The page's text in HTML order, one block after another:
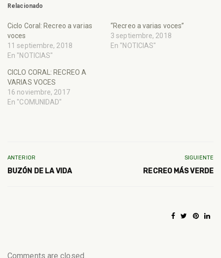
Relacionado
Ciclo Coral: Recreo a varias
voces
11 septiembre, 2018
En "NOTICIAS"
“Recreo a varias voces”
3 septiembre, 2018
En "NOTICIAS"
CICLO CORAL: RECREO A
VARIAS VOCES
16 noviembre, 2017
En "COMUNIDAD"
ANTERIOR
BUZÓN DE LA VIDA
SIGUIENTE
RECREO MÁS VERDE
Comments are closed.